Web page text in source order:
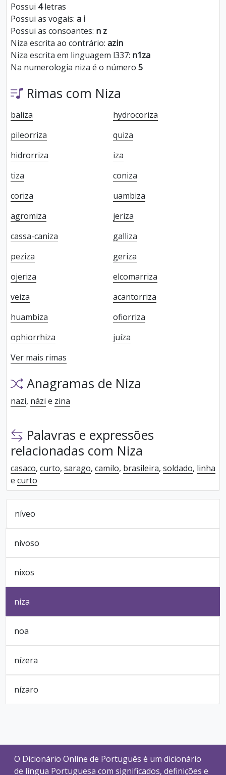
Possui 4letras
Possui as vogais: a i
Possui as consoantes: n z
Niza escrita ao contrário: azin
Niza escrita em linguagem l337: n1za
Na numerologia niza é o número 5
Rimas com Niza
baliza
hydrocoriza
pileorriza
quiza
hidrorriza
iza
tiza
coniza
coriza
uambiza
agromiza
jeriza
cassa-caniza
galliza
peziza
geriza
ojeriza
elcomarriza
veiza
acantorriza
huambiza
ofiorriza
ophiorrhiza
juíza
Ver mais rimas
Anagramas de Niza
nazi, názi e zina
Palavras e expressões
relacionadas com Niza
casaco, curto, sarago, camilo, brasileira, soldado, linha
e curto
níveo
nivoso
nixos
niza
noa
nízera
nízaro
O Dicionário Online de Português é um dicionário
de língua Portuguesa com significados, definições e